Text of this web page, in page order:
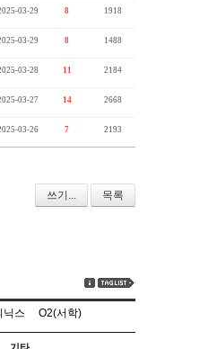
03-29 8 1918
03-29 8 1488
03-28 11 2184
03-27 14 2668
03-26 7 2193
쓰기... 목록
닉스 O2(서학)